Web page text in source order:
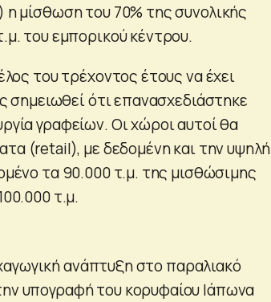
μίσθωση του 70% της συνολικής
του εμπορικού κέντρου.
του τρέχοντος έτους να έχει
σημειωθεί ότι επανασχεδιάστηκε
γραφείων. Οι χώροι αυτοί θα
(retail), με δεδομένη και την υψηλή
τα 90.000 τ.μ. της μισθώσιμης
τ.μ.
ανάπτυξη στο παραλιακό
υπογραφή του κορυφαίου Ιάπωνα